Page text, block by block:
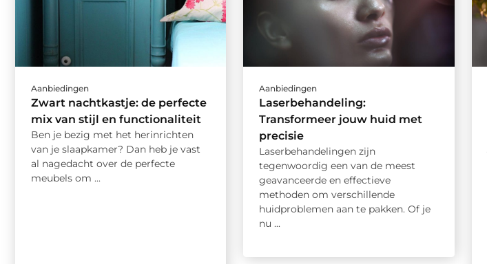
Aanbiedingen
Zwart nachtkastje: de perfecte
mix van stijl en functionaliteit
Ben je bezig met het herinrichten
van je slaapkamer? Dan heb je vast
al nagedacht over de perfecte
meubels om ...
Aanbiedingen
Laserbehandeling:
Transformeer jouw huid met
precisie
Laserbehandelingen zijn
tegenwoordig een van de meest
geavanceerde en effectieve
methoden om verschillende
huidproblemen aan te pakken. Of je
nu ...